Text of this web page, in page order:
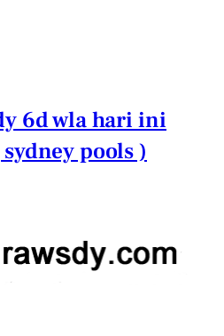
6d wla hari ini
pools )